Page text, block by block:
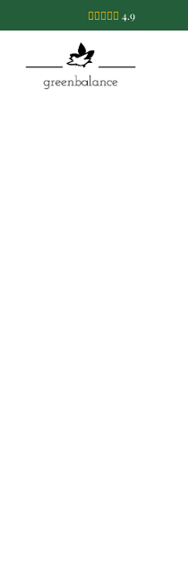

Guider
Allt
Tujon